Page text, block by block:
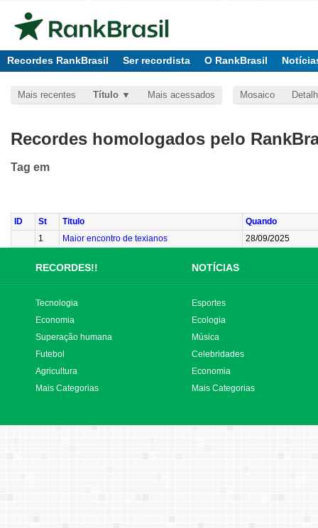
Recordes RankBrasil Ser recordista O RankBrasil
Mais recentes Título Mais acessados Mosaico
Recordes homologados pelo
Tag em
ID St Titulo
Quando
1
Maior encontro de texianos 28/09/2025
RECORDES!! NOTÍCIAS
Tecnologia
Economia
Superação humana
Futebol
Agricultura
Mais Categorias
Esportes
Ecologia
Música
Celebridades
Economia
Mais Categorias